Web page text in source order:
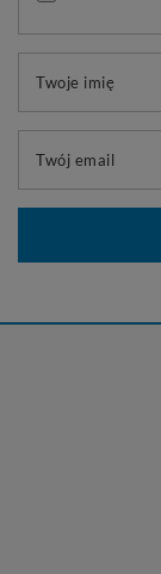
Twoje imię
Twój email